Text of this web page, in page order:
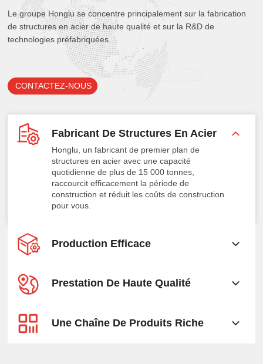
Le groupe Honglu se concentre principalement sur la fabrication
de structures en acier de haute qualité et sur la R&D de
technologies préfabriquées.
CONTACTEZ-NOUS
Fabricant De Structures En Acier
Honglu, un fabricant de premier plan de
structures en acier avec une capacité
quotidienne de plus de 15 000 tonnes,
raccourcit efficacement la période de
construction et réduit les coûts de construction
pour vous.
Production Efficace
Prestation De Haute Qualité
Une Chaîne De Produits Riche